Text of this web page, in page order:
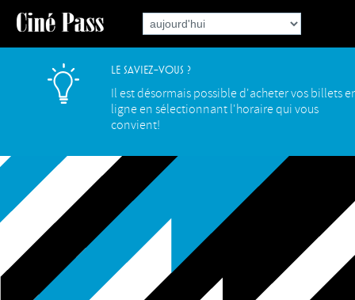
Le saviez-vous ?
Il est désormais possible d'acheter vos billets
ligne en sélectionnant l'horaire qui vous
convient!